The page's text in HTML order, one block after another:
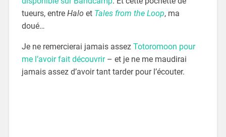
tueurs, entre Halo et Tales from the Loop, ma
doué…
Je ne remercierai jamais assez Totoromoon pour
me l’avoir fait découvrir– et je ne me maudirai
jamais assez d’avoir tant tarder pour l’écouter.